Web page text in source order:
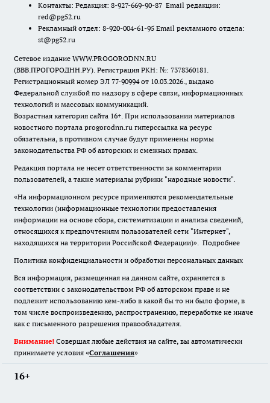
Контакты: Редакция: 8-927-669-90-87 Email редакции:
red@pg52.ru
Рекламный отдел: 8-920-004-61-95 Email рекламного отдела:
st@pg52.ru
Сетевое издание WWW.PROGORODNN.RU
(ВВВ.ПРОГОРОДНН.РУ). Регистрация РКН: №: 7378360181.
Регистрационный номер ЭЛ 77-90994 от 10.03.2026., выдано
Федеральной службой по надзору в сфере связи, информационных
технологий и массовых коммуникаций.
Возрастная категория сайта 16+. При использовании материалов
новостного портала progorodnn.ru гиперссылка на ресурс
обязательна, в противном случае будут применены нормы
законодательства РФ об авторских и смежных правах.
Редакция портала не несет ответственности за комментарии
пользователей, а также материалы рубрики "народные новости".
«На информационном ресурсе применяются рекомендательные
технологии (информационные технологии предоставления
информации на основе сбора, систематизации и анализа сведений,
относящихся к предпочтениям пользователей сети "Интернет",
находящихся на территории Российской Федерации)». Подробнее
Политика конфиденциальности и обработки персональных данных
Вся информация, размещенная на данном сайте, охраняется в
соответствии с законодательством РФ об авторском праве и не
подлежит использованию кем-либо в какой бы то ни было форме, в
том числе воспроизведению, распространению, переработке не иначе
как с письменного разрешения правообладателя.
Внимание! Совершая любые действия на сайте, вы автоматически
принимаете условия «Cоглашения»
16+